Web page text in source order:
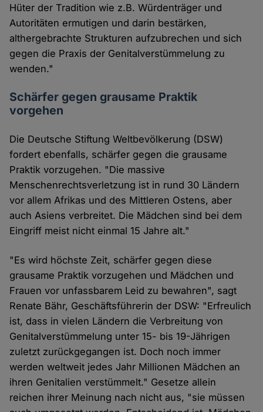
Hüter der Tradition wie z.B. Würdenträger und
Autoritäten ermutigen und darin bestärken,
althergebrachte Strukturen aufzubrechen und sich
gegen die Praxis der Genitalverstümmelung zu
wenden."
Schärfer gegen grausame Praktik
vorgehen
Die Deutsche Stiftung Weltbevölkerung (DSW)
fordert ebenfalls, schärfer gegen die grausame
Praktik vorzugehen. "Die massive
Menschenrechtsverletzung ist in rund 30 Ländern
vor allem Afrikas und des Mittleren Ostens, aber
auch Asiens verbreitet. Die Mädchen sind bei dem
Eingriff meist nicht einmal 15 Jahre alt."
"Es wird höchste Zeit, schärfer gegen diese
grausame Praktik vorzugehen und Mädchen und
Frauen vor unfassbarem Leid zu bewahren", sagt
Renate Bähr, Geschäftsführerin der DSW: "Erfreulich
ist, dass in vielen Ländern die Verbreitung von
Genitalverstümmelung unter 15- bis 19-Jährigen
zuletzt zurückgegangen ist. Doch noch immer
werden weltweit jedes Jahr Millionen Mädchen an
ihren Genitalien verstümmelt." Gesetze allein
reichen ihrer Meinung nach nicht aus, "sie müssen